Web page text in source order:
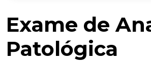
Exame de
Patológica